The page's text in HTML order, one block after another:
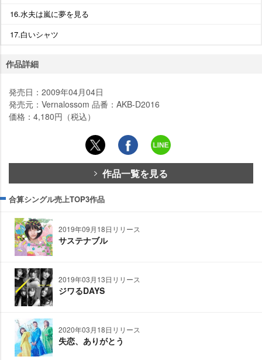
16.水夫は嵐に夢を見る
17.白いシャツ
作品詳細
発売日：2009年04月04日
発売元：Vernalossom 品番：AKB-D2016
価格：4,180円（税込）
作品一覧を見る
合算シングル売上TOP3作品
2019年09月18日リリース
サステナブル
2019年03月13日リリース
ジワるDAYS
2020年03月18日リリース
失恋、ありがとう